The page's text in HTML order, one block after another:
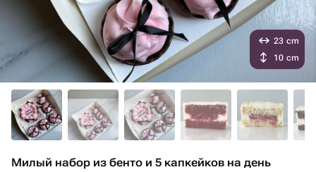
Милый набор из бенто и 5 капкейков на день
23 cm
10 cm